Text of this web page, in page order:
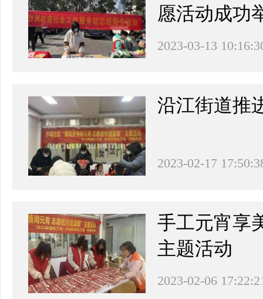
愿活动成功
2023-03-13
沿江街道推
2023-02-17
手工元宵享
主题活动
2023-02-06